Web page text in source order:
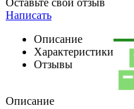
Оставьте свой отзыв
Написать
Описание
Характеристики
Отзывы
Описание